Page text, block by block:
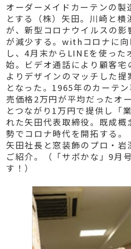
オーダーメイドカーテンの製
とする（株）矢田。川崎と横
が、新型コロナウイルスの影
が減少する。withコロナに
し、4月末からLINEを使った
始。ビデオ通話により顧客宅
よりデザインのマッチした
となった。1965年のカーテ
売価格2万円が平均だったオ
とつながり1万円で提供し「
れた矢田代表取締役。既成概
勢でコロナ時代を開拓する。
矢田社長と窓装飾のプロ・岩
ご紹介。（「サポかな」9月
す！）